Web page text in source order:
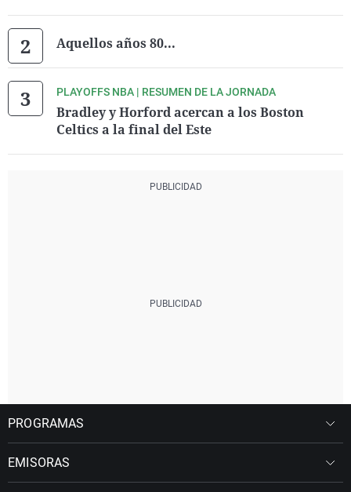
Aquellos años 80...
PLAYOFFS NBA | RESUMEN DE LA JORNADA
Bradley y Horford acercan a los Boston
Celtics a la final del Este
PROGRAMAS
EMISORAS